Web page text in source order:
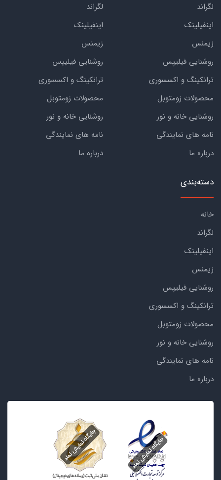
لگراند
اینفیلینک
زیمنس
روشنایی فیلیپس
ترانکینگ و اکسسوری
محصولات زومتوبل
روشنایی خانه و نور
نامه های نمایندگی
درباره ما
لگراند
اینفیلینک
زیمنس
روشنایی فیلیپس
ترانکینگ و اکسسوری
محصولات زومتوبل
روشنایی خانه و نور
نامه های نمایندگی
درباره ما
دسته‌بندی
خانه
لگراند
اینفیلینک
زیمنس
روشنایی فیلیپس
ترانکینگ و اکسسوری
محصولات زومتوبل
روشنایی خانه و نور
نامه های نمایندگی
درباره ما